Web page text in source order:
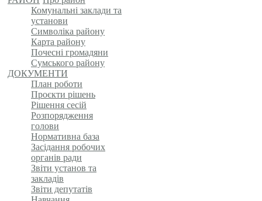
Комунальні заклади та
установи
Символіка району
Карта району
Почесні громадяни
Сумського району
ДОКУМЕНТИ
План роботи
Проєкти рішень
Рішення сесій
Розпорядження
голови
Нормативна база
Засідання робочих
органів ради
Звіти установ та
закладів
Звіти депутатів